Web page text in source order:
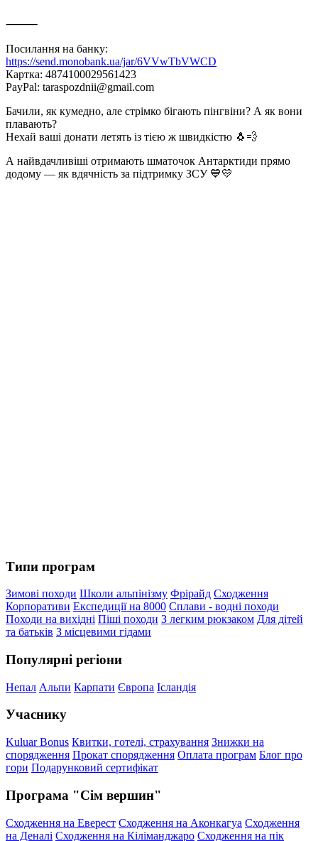
⸻
Посилання на банку:
https://send.monobank.ua/jar/6VVwTbVWCD
Картка: 4874100029561423
PayPal: taraspozdnii@gmail.com
Бачили, як кумедно, але стрімко бігають пінгвіни? А як вони
плавають?
Нехай ваші донати летять із тією ж швидкістю 🐧💨
А найвдачливіші отримають шматочок Антарктиди прямо
додому — як вдячність за підтримку ЗСУ 💙💛
Типи програм
Зимові походи Школи альпінізму Фрірайд Сходження
Корпоративи Експедиції на 8000 Сплави - водні походи
Походи на вихідні Піші походи З легким рюкзаком Для дітей
та батьків З місцевими гідами
Популярні регіони
Непал Альпи Карпати Європа Ісландія
Учаснику
Kuluar Bonus Квитки, готелі, страхування Знижки на
спорядження Прокат спорядження Оплата програм Блог про
гори Подарунковий сертифікат
Програма "Сім вершин"
Сходження на Еверест Сходження на Аконкагуа Сходження
на Деналі Сходження на Кіліманджаро Сходження на пік